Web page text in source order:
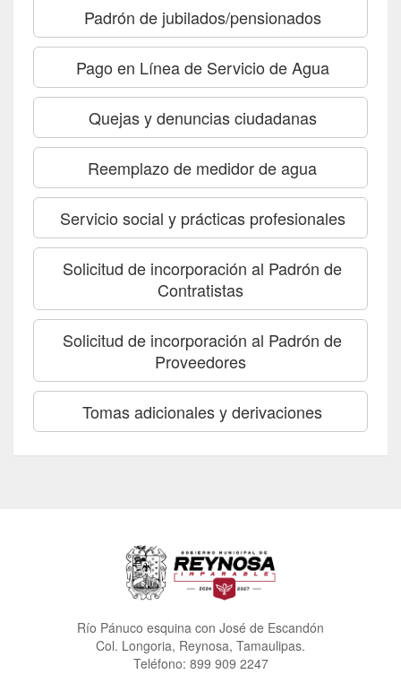
Padrón de jubilados/pensionados
Pago en Línea de Servicio de Agua
Quejas y denuncias ciudadanas
Reemplazo de medidor de agua
Servicio social y prácticas profesionales
Solicitud de incorporación al Padrón de
Contratistas
Solicitud de incorporación al Padrón de
Proveedores
Tomas adicionales y derivaciones
Río Pánuco esquina con José de Escandón
Col. Longoria, Reynosa, Tamaulipas.
Teléfono: 899 909 2247